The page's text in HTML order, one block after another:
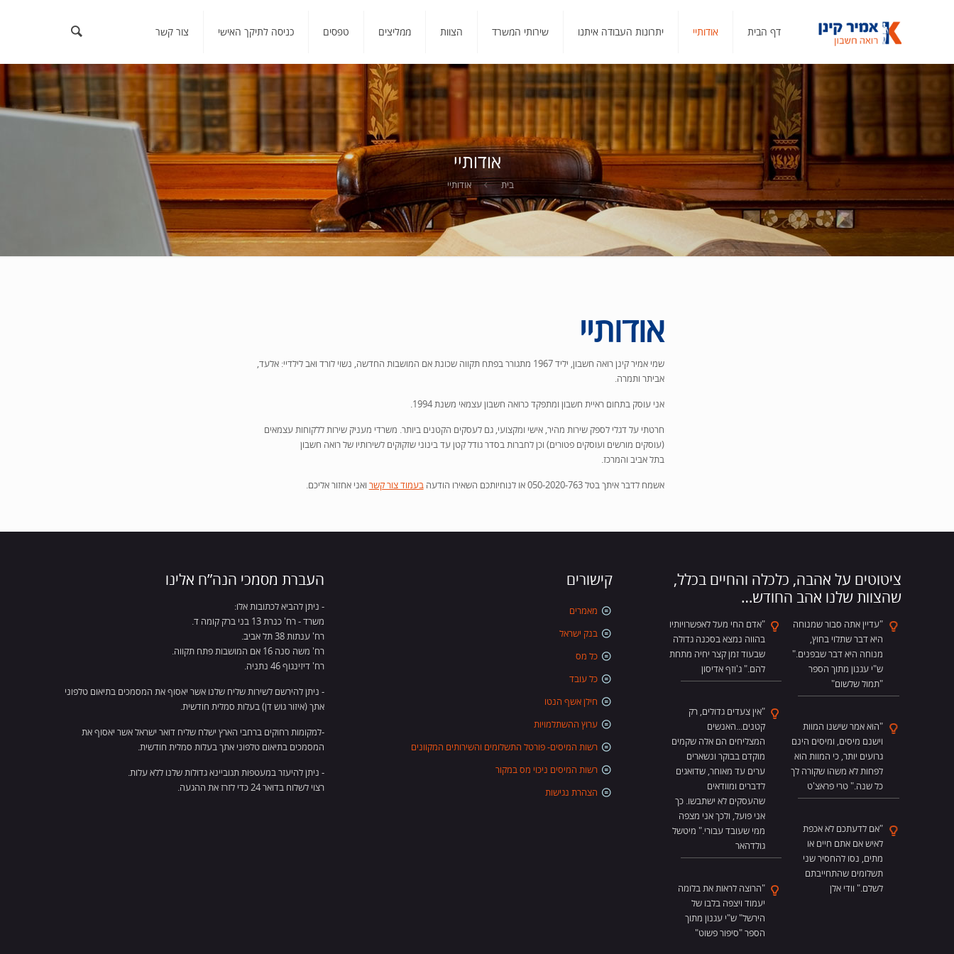
דף הבית אודותיי יתרונות העבודה איתנו שירותי המשרד הצוות ממליצים טפסים כניסה לתיקך האישי צור קשר
אודותיי
בית אודותיי
אודותיי
שמי אמיר קינן רואה חשבון, יליד 1967 מתגורר בפתח תקווה שכונת אם המושבות החדשה, נשוי לורד ואב לילדיי: אלעד,
אביתר ותמרה.
אני עוסק בתחום ראיית חשבון ומתפקד כרואה חשבון עצמאי משנת 1994.
חרטתי על דגלי לספק שירות מהיר, אישי ומקצועי, גם לעסקים הקטנים ביותר. משרדי מעניק שירות ללקוחות עצמאים
(עוסקים מורשים ועוסקים פטורים) וכן לחברות בסדר גודל קטן עד בינוני שזקוקים לשירותיו של רואה חשבון
בתל אביב והמרכז.
אשמח לדבר איתך בטל 050-2020-763 או לנוחיותכם השאירו הודעה
בעמוד צור קשר ואני אחזור אליכם.
ציטוטים על אהבה, כלכלה והחיים בכלל,
שהצוות שלנו אהב החודש…
"עדיין אתה סבור שמנוחה
היא דבר שתלוי בחוץ,
מנוחה היא דבר שבפנים."
ש"י עגנון מתוך הספר
"תמול שלשום"
"הוא אמר שישנו המוות
וישנם מיסים, ומיסים הינם
גרועים יותר, כי המוות הוא
לפחות לא משהו שקורה לך
כל שנה." טרי פראצ'ט
"אם לדעתכם לא אכפת
לאיש אם אתם חיים או
מתים, נסו להחסיר שני
תשלומים שהתחייבתם
לשלם." וודי אלן
"אדם החי מעל לאפשרויותיו
בהווה נמצא בסכנה גדולה
שבעוד זמן קצר יחיה מתחת
להם." ג'וזף אדיסון
"אין צעדים גדולים, רק
קטנים...האנשים
המצליחים הם אלה שקמים
מוקדם בבוקר ונשארים
ערים עד מאוחר, שדואגים
לדברים ומוודאים
שהעסקים לא ישתבשו. כך
אני פועל, ולכך אני מצפה
ממי שעובד עבורי." מיטשל
גולדהאר
"הרוצה לראות את בלומה
יעמוד ויצפה בלבו של
הירשל" ש"י עגנון מתוך
הספר "סיפור פשוט"
קישורים
מאמרים
בנק ישראל
כל מס
כל עובד
חילן אשף הנטו
ערוץ ההשתלמויות
רשות המיסים- פורטל התשלומים והשירותים המקוונים
רשות המיסים ניכוי מס במקור
הצהרת נגישות
העברת מסמכי הנה”ח אלינו
- ניתן להביא לכתובות אלו:
משרד - רח' כנרת 13 בני ברק קומה ד.
רח' ענתות 38 תל אביב.
רח' משה סנה 16 אם המושבות פתח תקווה.
רח' דיזינגוף 46 נתניה.
- ניתן להירשם לשירות שליח שלנו אשר יאסוף את המסמכים בתיאום טלפוני
אתך (איזור גוש דן) בעלות סמלית חודשית.
-למקומות רחוקים ברחבי הארץ ישלח שליח דואר ישראל אשר יאסוף את
המסמכים בתיאום טלפוני אתך בעלות סמלית חודשית.
- ניתן להיעזר במעטפות תגוביינא גדולות שלנו ללא עלות.
רצוי לשלוח בדואר 24 כדי לזרז את ההגעה.